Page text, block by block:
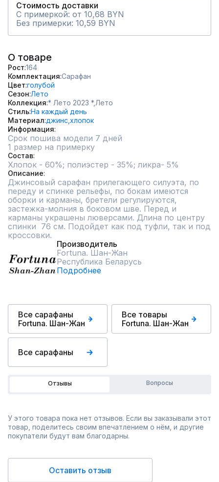
Стоимость доставки
С примеркой: от 10,68 BYN
Без примерки: 10,59 BYN
О товаре
Рост 164
Комплектация Сарафан
Цвет голубой
Сезон Лето
Коллекция * Лето 2023 *, Лето
СтильНа каждый день
Материал джинс, хлопок
Информация
Срок пошива модели 7 дней
1 размер на примерку
Состав
Хлопок - 60%; полиэстер - 35%; ликра- 5%
Описание
Джинсовый сарафан прилегающего силуэта, по
переду и спинке рельефы, по бокам имеются
оборки и карманы, бретели регулируются,
застежка-молния в боковом шве. Перед и
карманы украшены люверсами. Длина по центру
спинки  76 см. Подойдет как под туфли, так и под
кроссовки.
Производитель
Fortuna. Шан-Жан
Республика Беларусь
Подробнее
Все сарафаны
Fortuna. Шан-Жан
Все товары
Fortuna. Шан-Жан
Все сарафаны
Отзывы Вопросы
У этого товара пока нет отзывов. Если вы заказывали этот
товар, поделитесь своим впечатлением о нём, и другие
покупатели будут вам благодарны.
Оставить отзыв